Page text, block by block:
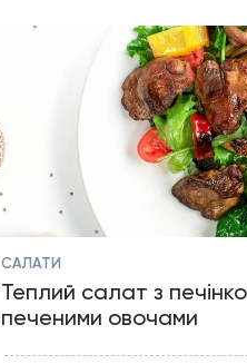
САЛАТИ
Теплий салат з
печеними овочами